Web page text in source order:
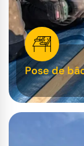
Pose de